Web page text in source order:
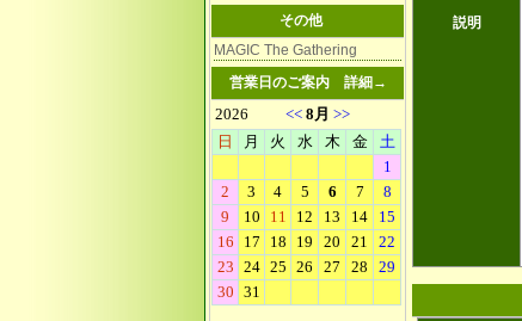
その他
MAGIC The Gathering
営業日のご案内 詳細→
説明